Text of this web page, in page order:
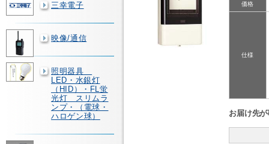
三幸電子
映像/通信
照明器具
LED・水銀灯
（HID）・FL蛍
光灯 スリムラ
ンプ・（電球・
ハロゲン球）
価格
仕様
お届け先